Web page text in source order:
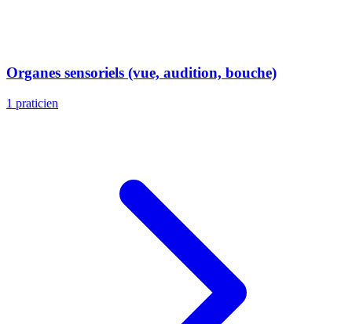
Organes sensoriels (vue, audition, bouche)
1 praticien